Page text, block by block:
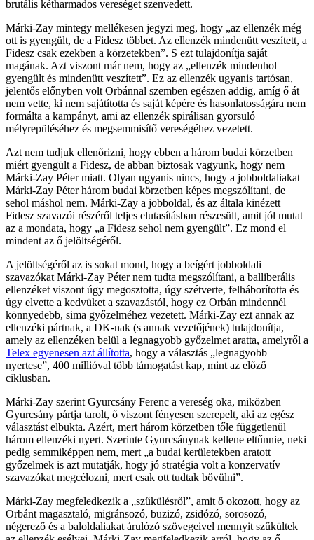
brutális kétharmados vereséget szenvedett.
Márki-Zay mintegy mellékesen jegyzi meg, hogy „az ellenzék még
ott is gyengült, de a Fidesz többet. Az ellenzék mindenütt veszített, a
Fidesz csak ezekben a körzetekben”. S ezt tulajdonítja saját
magának. Azt viszont már nem, hogy az „ellenzék mindenhol
gyengült és mindenütt veszített”. Ez az ellenzék ugyanis tartósan,
jelentős előnyben volt Orbánnal szemben egészen addig, amíg ő át
nem vette, ki nem sajátította és saját képére és hasonlatosságára nem
formálta a kampányt, ami az ellenzék spirálisan gyorsuló
mélyrepüléséhez és megsemmisítő vereségéhez vezetett.
Azt nem tudjuk ellenőrizni, hogy ebben a három budai körzetben
miért gyengült a Fidesz, de abban biztosak vagyunk, hogy nem
Márki-Zay Péter miatt. Olyan ugyanis nincs, hogy a jobboldaliakat
Márki-Zay Péter három budai körzetben képes megszólítani, de
sehol máshol nem. Márki-Zay a jobboldal, és az általa kinézett
Fidesz szavazói részéről teljes elutasításban részesült, amit jól mutat
az a mondata, hogy „a Fidesz sehol nem gyengült”. Ez mond el
mindent az ő jelöltségéről.
A jelöltségéről az is sokat mond, hogy a beígért jobboldali
szavazókat Márki-Zay Péter nem tudta megszólítani, a balliberális
ellenzéket viszont úgy megosztotta, úgy szétverte, felháborította és
úgy elvette a kedvüket a szavazástól, hogy ez Orbán mindennél
könnyedebb, sima győzelméhez vezetett. Márki-Zay ezt annak az
ellenzéki pártnak, a DK-nak (s annak vezetőjének) tulajdonítja,
amely az ellenzéken belül a legnagyobb győzelmet aratta, amelyről a
Telex egyenesen azt állította, hogy a választás „legnagyobb
nyertese”, 400 millióval több támogatást kap, mint az előző
ciklusban.
Márki-Zay szerint Gyurcsány Ferenc a vereség oka, miközben
Gyurcsány pártja tarolt, ő viszont fényesen szerepelt, aki az egész
választást elbukta. Azért, mert három körzetben tőle függetlenül
három ellenzéki nyert. Szerinte Gyurcsánynak kellene eltűnnie, neki
pedig semmiképpen nem, mert „a budai kerületekben aratott
győzelmek is azt mutatják, hogy jó stratégia volt a konzervatív
szavazókat megcélozni, mert csak ott tudtak bővülni”.
Márki-Zay megfeledkezik a „szűkülésről”, amit ő okozott, hogy az
Orbánt magasztaló, migránsozó, buzizó, zsidózó, sorosozó,
négerező és a baloldaliakat árulózó szövegeivel mennyit szűkültek